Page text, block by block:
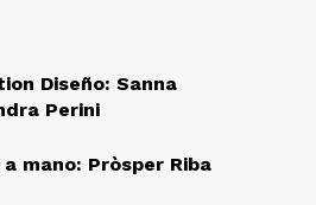
Diseño: Sanna
Perini
mano: Pròsper Riba